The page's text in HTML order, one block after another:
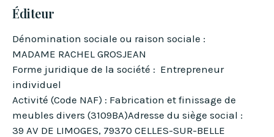
Éditeur
Dénomination sociale ou raison sociale :
MADAME RACHEL GROSJEAN
Forme juridique de la société : Entrepreneur
individuel
Activité (Code NAF) : Fabrication et finissage de
meubles divers (3109BA)Adresse du siège social :
39 AV DE LIMOGES, 79370 CELLES-SUR-BELLE